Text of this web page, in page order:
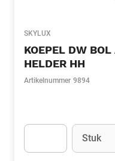
SKYLUX
KOEPEL DW
HELDER HH
Artikelnummer 9894
Eenheid
Stuk